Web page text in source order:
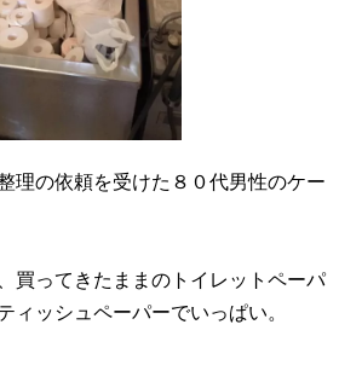
理の依頼を受けた８０代男性のケー
買ってきたままのトイレットペーパ
ィッシュペーパーでいっぱい。